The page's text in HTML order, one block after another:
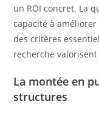
un ROI concret. La
capacité à
des critères
recherche
La montée en
structures